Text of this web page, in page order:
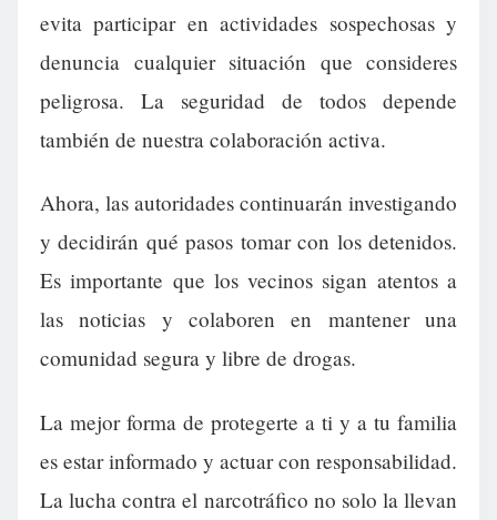
evita participar en actividades sospechosas y
denuncia cualquier situación que consideres
peligrosa. La seguridad de todos depende
también de nuestra colaboración activa.
Ahora, las autoridades continuarán investigando
y decidirán qué pasos tomar con los detenidos.
Es importante que los vecinos sigan atentos a
las noticias y colaboren en mantener una
comunidad segura y libre de drogas.
La mejor forma de protegerte a ti y a tu familia
es estar informado y actuar con responsabilidad.
La lucha contra el narcotráfico no solo la llevan